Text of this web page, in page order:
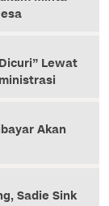
Lewat
Akan
Sadie Sink